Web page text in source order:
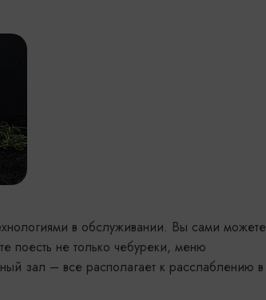
в обслуживании. Вы сами можете
поесть не только чебуреки, меню
зал – все располагает к расслаблению в